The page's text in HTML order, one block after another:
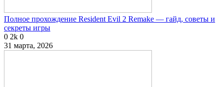
Полное прохождение Resident Evil 2 Remake — гайд, советы и
секреты игры
0 2k 0
31 марта, 2026